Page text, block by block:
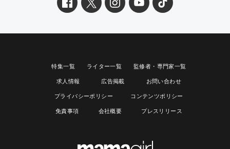
特集一覧 ライター一覧 監修者・専門家一覧
求人情報 広告掲載 お問い合わせ
プライバシーポリシー コンテンツポリシー
免責事項 会社概要 プレスリリース